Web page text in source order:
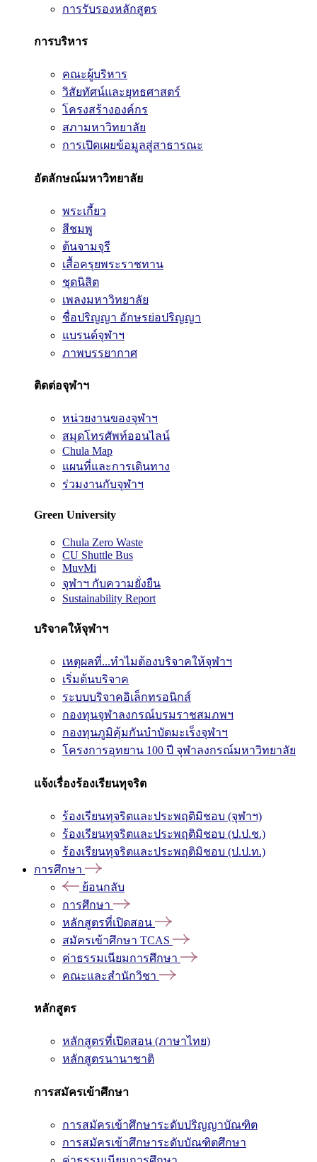
การรับรองหลักสูตร
การบริหาร
คณะผู้บริหาร
วิสัยทัศน์และยุทธศาสตร์
โครงสร้างองค์กร
สภามหาวิทยาลัย
การเปิดเผยข้อมูลสู่สาธารณะ
อัตลักษณ์มหาวิทยาลัย
พระเกี้ยว
สีชมพู
ต้นจามจุรี
เสื้อครุยพระราชทาน
ชุดนิสิต
เพลงมหาวิทยาลัย
ชื่อปริญญา อักษรย่อปริญญา
แบรนด์จุฬาฯ
ภาพบรรยากาศ
ติดต่อจุฬาฯ
หน่วยงานของจุฬาฯ
สมุดโทรศัพท์ออนไลน์
Chula Map
แผนที่และการเดินทาง
ร่วมงานกับจุฬาฯ
Green University
Chula Zero Waste
CU Shuttle Bus
MuvMi
จุฬาฯ กับความยั่งยืน
Sustainability Report
บริจาคให้จุฬาฯ
เหตุผลที่...ทำไมต้องบริจาคให้จุฬาฯ
เริ่มต้นบริจาค
ระบบบริจาคอิเล็กทรอนิกส์
กองทุนจุฬาลงกรณ์บรมราชสมภพฯ
กองทุนภูมิคุ้มกันบำบัดมะเร็งจุฬาฯ
โครงการอุทยาน 100 ปี จุฬาลงกรณ์มหาวิทยาลัย
แจ้งเรื่องร้องเรียนทุจริต
ร้องเรียนทุจริตและประพฤติมิชอบ (จุฬาฯ)
ร้องเรียนทุจริตและประพฤติมิชอบ (ป.ป.ช.)
ร้องเรียนทุจริตและประพฤติมิชอบ (ป.ป.ท.)
การศึกษา
ย้อนกลับ
การศึกษา
หลักสูตรที่เปิดสอน
สมัครเข้าศึกษา TCAS
ค่าธรรมเนียมการศึกษา
คณะและสำนักวิชา
หลักสูตร
หลักสูตรที่เปิดสอน (ภาษาไทย)
หลักสูตรนานาชาติ
การสมัครเข้าศึกษา
การสมัครเข้าศึกษาระดับปริญญาบัณฑิต
การสมัครเข้าศึกษาระดับบัณฑิตศึกษา